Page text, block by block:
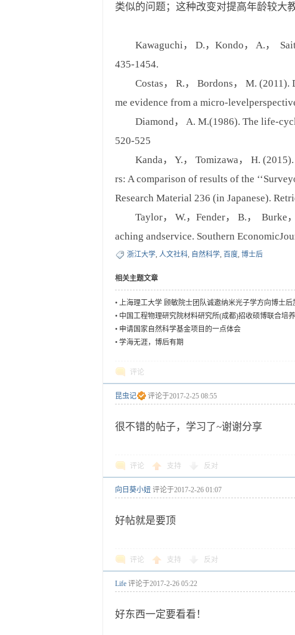
类似的问题；这种改变对提高年龄较大
Kawaguchi， D.，Kondo， A.， Saito
435-1454.
Costas， R.， Bordons， M. (2011).
me evidence from a micro-
Diamond， A. M.(1986). The life-cycle
520-525
Kanda， Y.， Tomizawa， H. (2015).
rs: A comparison of results of the
Research Material 236 (in Japanese).
Taylor， W.，Fender， B.， Burke，
aching andservice. Southern
浙江大学, 人文社科, 自然科学, 百度, 博士后
相关主题文章
• 上海理工大学 顾敏院士团队诚邀纳米光子学方向博士后
• 中国工程物理研究院材料研究所(成都)招收硕博联合培
• 申请国家自然科学基金项目的一点体会
• 学海无涯，博后有期
评论
昆虫记 评论于2017-2-25 08:55
很不错的帖子，学习了~谢谢分享
评论 支持 反对
向日葵小妞 评论于2017-2-26 01:07
好帖就是要顶
评论 支持 反对
Life 评论于2017-2-26 05:22
好东西一定要看看！